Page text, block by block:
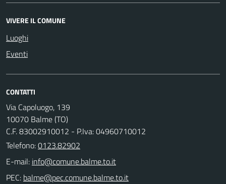
VIVERE IL COMUNE
Luoghi
Eventi
CONTATTI
Via Capoluogo, 139
10070 Balme (TO)
C.F. 83002910012 - P.Iva: 04960710012
Telefono:0123.82902
E-mail:
PEC: